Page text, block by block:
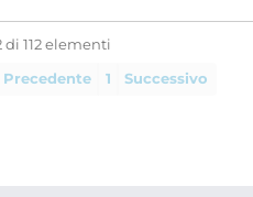
di 112 elementi
Precedente 1 Successivo